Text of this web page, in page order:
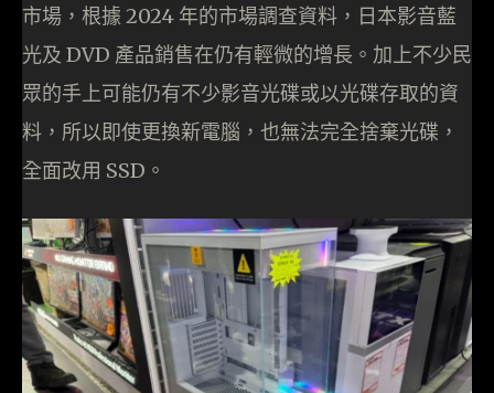
市場，根據 2024 年的市場調查資料，日本影音藍
光及 DVD 產品銷售在仍有輕微的增長。加上不少民
眾的手上可能仍有不少影音光碟或以光碟存取的資
料，所以即使更換新電腦，也無法完全捨棄光碟，
全面改用 SSD。